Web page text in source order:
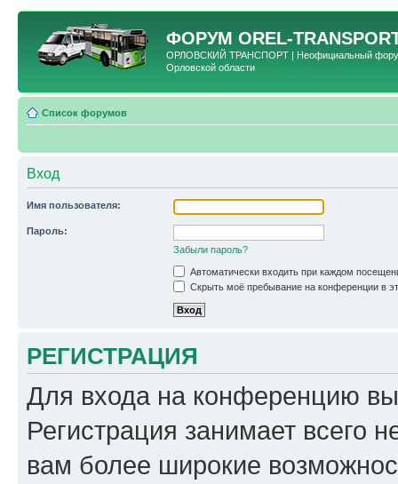
ФОРУМ OREL-
ОРЛОВСКИЙ ТРАНСПОРТ | Неофициальный форум
Орловской области
Список форумов
Вход
Имя пользователя:
Пароль:
Забыли пароль?
Автоматически входить при каждом
Скрыть моё пребывание на конференции в
РЕГИСТРАЦИЯ
Для входа на конференцию
Регистрация занимает всего
вам более широкие